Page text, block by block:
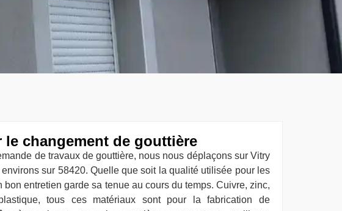
le changement de gouttière
de travaux de gouttière, nous nous déplaçons sur Vitry
environs sur 58420. Quelle que soit la qualité utilisée pour les
bon entretien garde sa tenue au cours du temps. Cuivre, zinc,
tous ces matériaux sont pour la fabrication de